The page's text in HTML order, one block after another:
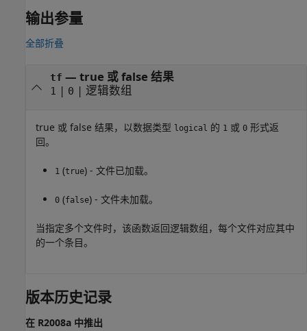
输出参量
全部折叠
tf — true 或 false 结果
1 | 0 | 逻辑数组
true 或 false 结果，以数据类型 logical 的 1 或 0 形式返
回。
1 (true) - 文件已加载。
0 (false) - 文件未加载。
当指定多个文件时，该函数返回逻辑数组，每个文件对应其中
的一个条目。
版本历史记录
在 R2008a 中推出